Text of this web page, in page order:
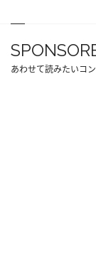
あわせて読みたいコ